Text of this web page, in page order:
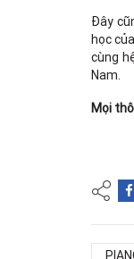
Đây
học
cùng
Nam.
Mọi